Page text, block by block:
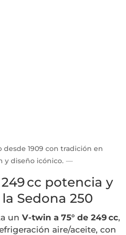
desde 1909 con tradición en
y diseño icónico.
cc potencia y
Sedona 250
unV-twin a 75° de 249 cc,
aire/aceite, con